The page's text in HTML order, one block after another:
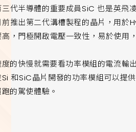
三代半導體的重要成員SiC 也是英飛
前推出第二代溝槽製程的晶片，用
高，門極開啟電壓一致性，易於使用
的快慢就需要看功率模組的電流輸
和SiC晶片開發的功率模組可以提
的駕使體驗。